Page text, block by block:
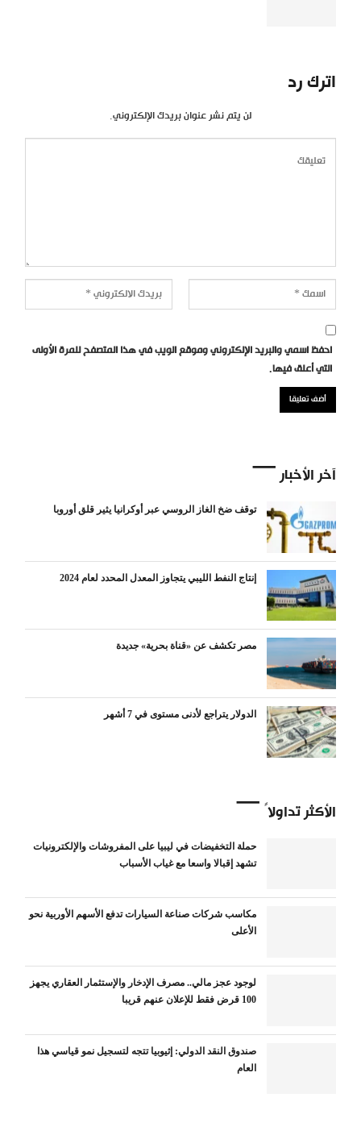
اترك رد
لن يتم نشر عنوان بريدك الإلكتروني.
احفظ اسمي والبريد الإلكتروني وموقع الويب في هذا المتصفح للمرة الأولى
التي أعلق فيها.
آخر الأخبار
توقف ضخ الغاز الروسي عبر أوكرانيا يثير قلق أوروبا
إنتاج النفط الليبي يتجاوز المعدل المحدد لعام 2024
مصر تكشف عن «قناة بحرية» جديدة
الدولار يتراجع لأدنى مستوى في 7 أشهر
الأكثر تداولاً
حملة التخفيضات في ليبيا على المفروشات والإلكترونيات
تشهد إقبالا واسعا مع غياب الأسباب
مكاسب شركات صناعة السيارات تدفع الأسهم الأوربية نحو
الأعلى
لوجود عجز مالي.. مصرف الإدخار والإستثمار العقاري يجهز
100 قرض فقط للإعلان عنهم قريبا
صندوق النقد الدولي: إثيوبيا تتجه لتسجيل نمو قياسي هذا
العام